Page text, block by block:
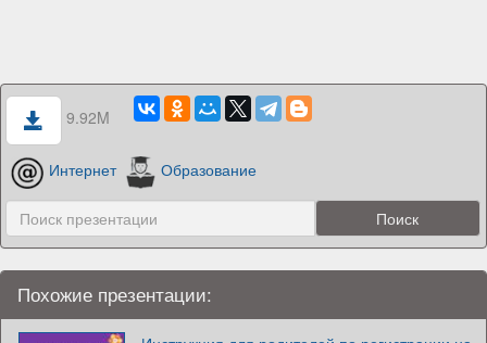
9.92M
Интернет Образование
Похожие презентации: